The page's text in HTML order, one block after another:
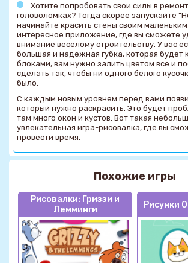
Хотите попробовать свои силы в
головоломках? Тогда скорее запускайте
начинайте красить стены своим
интересное приложение, где вы сможете
внимание веселому строительству. У вас
большая и надежная губка, которая будет
блоками, вам нужно залить цветом все и
сделать так, чтобы ни одного белого
было.
С каждым новым уровнем перед вами
который нужно раскрасить. Это будет
там много окон и кустов. Вот такая
увлекательная игра-рисовалка, где вы
провести время.
Похожие игры
Рисовалки: Гриззи и
Лемминги
Рисунки